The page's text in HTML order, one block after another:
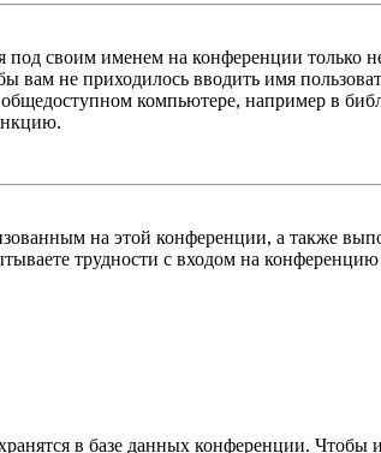
под своим именем на конференции только
вам не приходилось вводить имя
компьютере, например в
на этой конференции, а также
трудности с входом на
в базе данных конференции.